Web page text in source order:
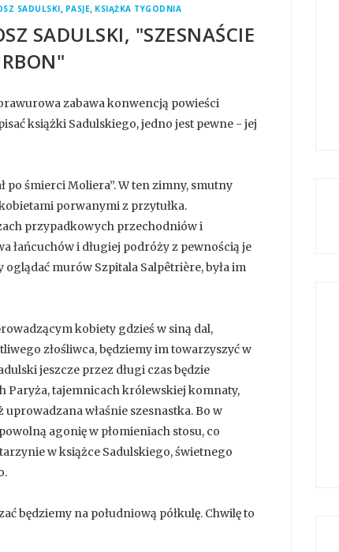
SADULSKI, PASJE, KSIĄŻKA TYGODNIA
SADULSKI, "SZESNAŚCIE
zabawa konwencją powieści
książki Sadulskiego, jedno jest pewne - jej
po śmierci Moliera”. W ten zimny, smutny
porwanymi z przytułka.
przypadkowych przechodniów i
łańcuchów i długiej podróży z pewnością je
oglądać murów Szpitala Salpêtrière, była im
kobiety gdzieś w siną dal,
złośliwca, będziemy im towarzyszyć w
jeszcze przez długi czas będzie
Paryża, tajemnicach królewskiej komnaty,
właśnie szesnastka. Bo w
agonię w płomieniach stosu, co
w książce Sadulskiego, świetnego
będziemy na południową półkulę. Chwilę to